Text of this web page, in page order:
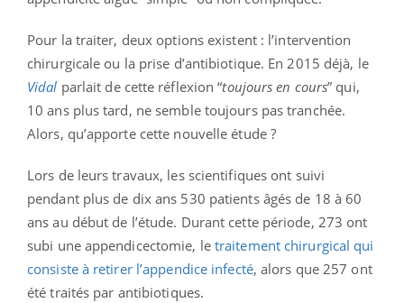
Pour la traiter, deux options existent : l’intervention
chirurgicale ou la prise d’antibiotique. En 2015 déjà, le
Vidal parlait de cette réflexion “toujours en cours” qui,
10 ans plus tard, ne semble toujours pas tranchée.
Alors, qu’apporte cette nouvelle étude ?
Lors de leurs travaux, les scientifiques ont suivi
pendant plus de dix ans 530 patients âgés de 18 à 60
ans au début de l’étude. Durant cette période, 273 ont
subi une appendicectomie, le traitement chirurgical qui
consiste à retirer l’appendice infecté, alors que 257 ont
été traités par antibiotiques.